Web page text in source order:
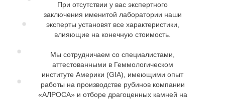
При отсутствии у вас экспертного
заключения именитой лаборатории наши
эксперты установят все характеристики,
влияющие на конечную стоимость.
Мы сотрудничаем со специалистами,
аттестованными в Геммологическом
институте Америки (GIA), имеющими опыт
работы на производстве рубинов компании
«АЛРОСА» и отборе драгоценных камней на